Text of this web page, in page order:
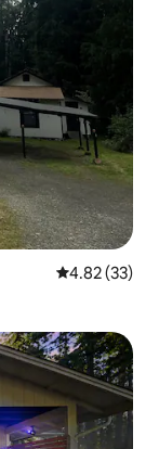
レビュー33
4.82 (33)